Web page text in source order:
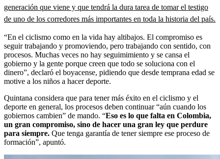
generación que viene y que tendrá la dura tarea de tomar el testigo
de uno de los corredores más importantes en toda la historia del país.
“En el ciclismo como en la vida hay altibajos. El compromiso es
seguir trabajando y promoviendo, pero trabajando con sentido, con
procesos. Muchas veces no hay seguimimiento y se cansa el
gobierno y la gente porque creen que todo se soluciona con el
dinero”, declaró el boyacense, pidiendo que desde temprana edad se
motive a los niños a hacer deporte.
Quintana considera que para tener más éxito en el ciclismo y el
deporte en general, los procesos deben continuar “aún cuando los
gobiernos cambien” de mando. “Eso es lo que falta en Colombia,
un gran compromiso, sino de hacer una gran ley que perdure
para siempre. Que tenga garantía de tener siempre ese proceso de
formación”, apuntó.